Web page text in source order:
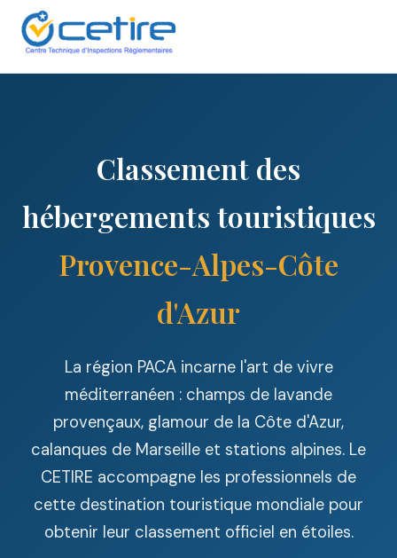
Classement des
hébergements touristiques
Provence-Alpes-Côte
d'Azur
La région PACA incarne l'art de vivre
méditerranéen : champs de lavande
provençaux, glamour de la Côte d'Azur,
calanques de Marseille et stations alpines. Le
CETIRE accompagne les professionnels de
cette destination touristique mondiale pour
obtenir leur classement officiel en étoiles.